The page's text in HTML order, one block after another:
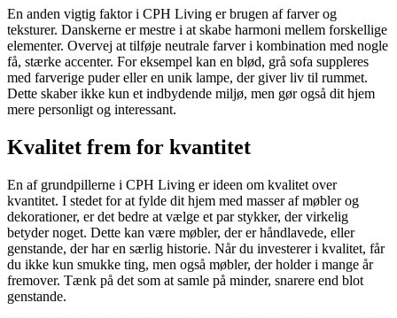
En anden vigtig faktor i CPH Living er brugen af farver og
teksturer. Danskerne er mestre i at skabe harmoni mellem forskellige
elementer. Overvej at tilføje neutrale farver i kombination med nogle
få, stærke accenter. For eksempel kan en blød, grå sofa suppleres
med farverige puder eller en unik lampe, der giver liv til rummet.
Dette skaber ikke kun et indbydende miljø, men gør også dit hjem
mere personligt og interessant.
Kvalitet frem for kvantitet
En af grundpillerne i CPH Living er ideen om kvalitet over
kvantitet. I stedet for at fylde dit hjem med masser af møbler og
dekorationer, er det bedre at vælge et par stykker, der virkelig
betyder noget. Dette kan være møbler, der er håndlavede, eller
genstande, der har en særlig historie. Når du investerer i kvalitet, får
du ikke kun smukke ting, men også møbler, der holder i mange år
fremover. Tænk på det som at samle på minder, snarere end blot
genstande.